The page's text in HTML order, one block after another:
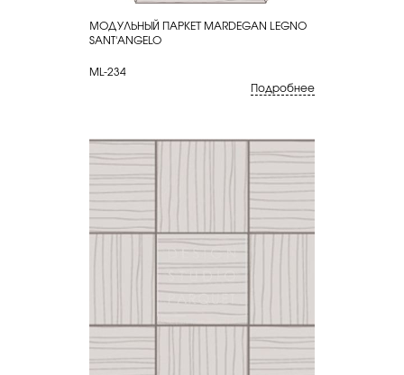
КУПИТЬ
МОДУЛЬНЫЙ ПАРКЕТ MARDEGAN LEGNO
SANT'ANGELO
ML-234
Подробнее